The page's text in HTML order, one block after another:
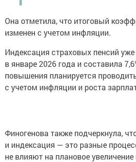
Она отметила, что итоговый
изменен с учетом инфляции.
Индексация страховых пенсий
в январе 2026 года и составила
повышения планируется
с учетом инфляции и роста
Финогенова также подчеркнула,
и индексация — это разные
не влияют на плановое